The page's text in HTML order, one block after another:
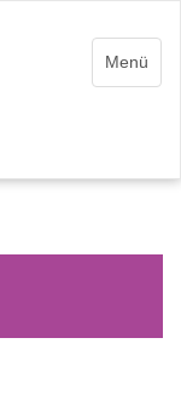
Menü